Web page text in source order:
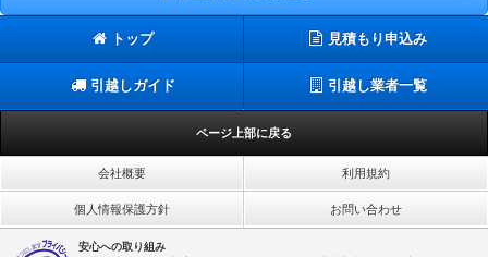
トップ 見積もり申込み
引越しガイド 引越し業者一覧
ページ上部に戻る
会社概要 利用規約
個人情報保護方針 お問い合わせ
安心への取り組み